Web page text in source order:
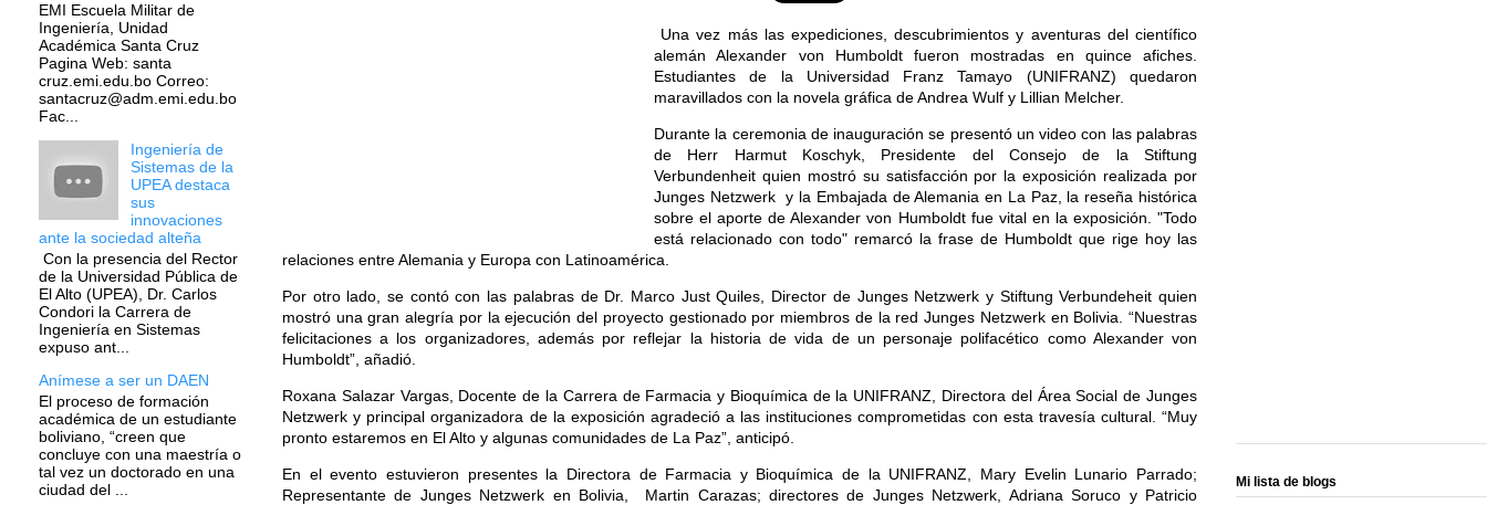
Una vez más las expediciones, descubrimientos y aventuras del científico
alemán Alexander von Humboldt fueron mostradas en quince afiches.
Estudiantes de la Universidad Franz Tamayo (UNIFRANZ) quedaron
maravillados con la novela gráfica de Andrea Wulf y Lillian Melcher.
Durante la ceremonia de inauguración se presentó un video con las palabras
de Herr Harmut Koschyk, Presidente del Consejo de la Stiftung
Verbundenheit quien mostró su satisfacción por la exposición realizada por
Junges Netzwerk y la Embajada de Alemania en La Paz, la reseña histórica
sobre el aporte de Alexander von Humboldt fue vital en la exposición. "Todo
está relacionado con todo" remarcó la frase de Humboldt que rige hoy las
relaciones entre Alemania y Europa con Latinoamérica.
Por otro lado, se contó con las palabras de Dr. Marco Just Quiles, Director de Junges Netzwerk y Stiftung Verbundeheit quien
mostró una gran alegría por la ejecución del proyecto gestionado por miembros de la red Junges Netzwerk en Bolivia. “Nuestras
felicitaciones a los organizadores, además por reflejar la historia de vida de un personaje polifacético como Alexander von
Humboldt”, añadió.
Roxana Salazar Vargas, Docente de la Carrera de Farmacia y Bioquímica de la UNIFRANZ, Directora del Área Social de Junges
Netzwerk y principal organizadora de la exposición agradeció a las instituciones comprometidas con esta travesía cultural. “Muy
pronto estaremos en El Alto y algunas comunidades de La Paz”, anticipó.
En el evento estuvieron presentes la Directora de Farmacia y Bioquímica de la UNIFRANZ, Mary Evelin Lunario Parrado;
Representante de Junges Netzwerk en Bolivia, Martin Carazas; directores de Junges Netzwerk, Adriana Soruco y Patricio
EMI Escuela Militar de
Ingeniería, Unidad
Académica Santa Cruz
Pagina Web: santa
cruz.emi.edu.bo Correo:
santacruz@adm.emi.edu.bo
Fac...
Ingeniería de
Sistemas de la
UPEA destaca
sus
innovaciones
ante la sociedad alteña
Con la presencia del Rector
de la Universidad Pública de
El Alto (UPEA), Dr. Carlos
Condori la Carrera de
Ingeniería en Sistemas
expuso ant...
Anímese a ser un DAEN
El proceso de formación
académica de un estudiante
boliviano, “creen que
concluye con una maestría o
tal vez un doctorado en una
ciudad del ...
Mi lista de blogs